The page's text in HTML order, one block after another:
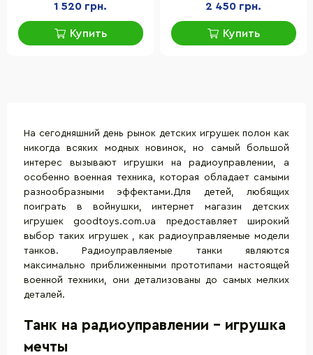
1 520 грн.
Купить
2 450 грн.
Купить
На сегодняшний день рынок детских игрушек полон как
никогда всяких модных новинок, но самый большой
интерес вызываютигрушки на радиоуправлении, а
особенно военная техника, которая обладает самыми
разнообразными эффектами.Для детей, любящих
поиграть в войнушки, интернет магазин детских
игрушек goodtoys.com.ua предоставляет широкий
выбор таких игрушек , как радиоуправляемые модели
танков. Радиоуправляемые танки являются
максимально приближенными прототипами настоящей
военной техники, они детализованы до самых мелких
деталей.
Танк на радиоуправлении - игрушка
мечты